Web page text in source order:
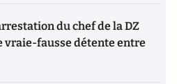
du chef de la DZ
vraie-fausse détente entre